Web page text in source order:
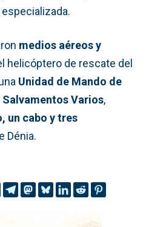
medios aéreos y
helicóptero de rescate del
Unidad de Mando de
Salvamentos Varios,
un cabo y tres
Dénia.